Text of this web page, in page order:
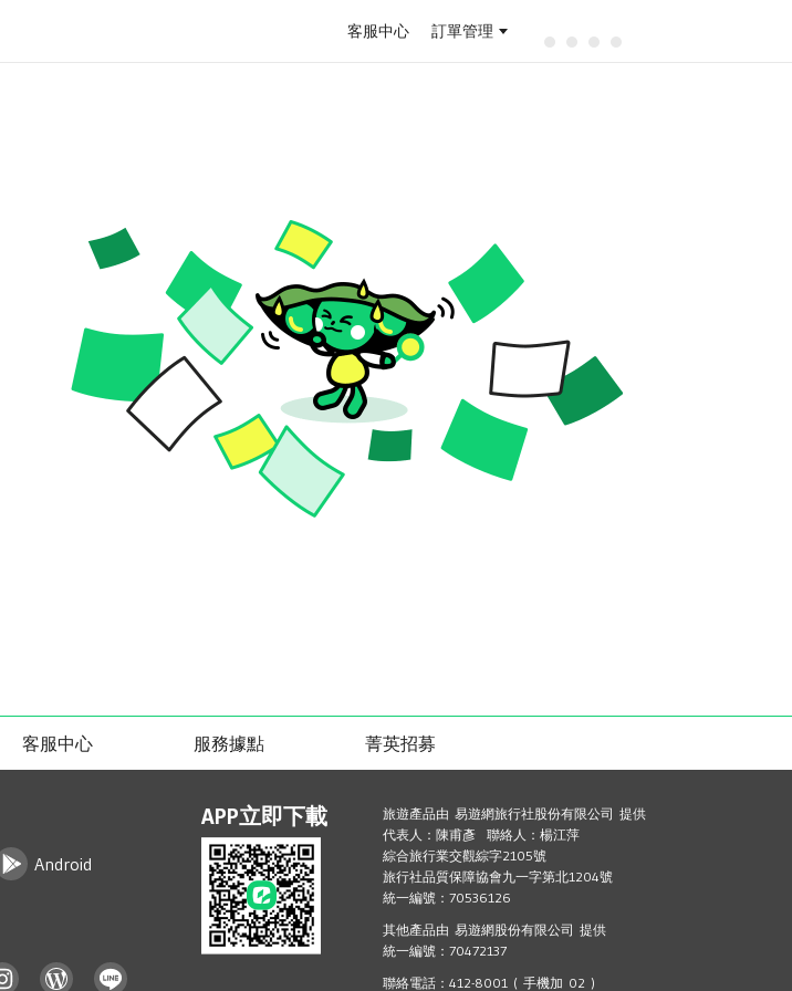
客服中心 訂單管理
客服中心 服務據點 菁英招募
Android
APP立即下載
旅遊產品由 易遊網旅行社股份有限公司 提供
代表人：陳甫彥 聯絡人：楊江萍
綜合旅行業交觀綜字2105號
旅行社品質保障協會九一字第北1204號
統一編號：70536126
其他產品由 易遊網股份有限公司 提供
統一編號：70472137
聯絡電話：412-8001 ( 手機加 02 )